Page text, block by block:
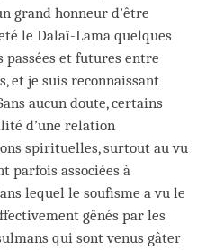
grand honneur d’être
le Dalaï-Lama quelques
et futures entre
et je suis reconnaissant
aucun doute, certains
d’une relation
spirituelles, surtout au vu
parfois associées à
lequel le soufisme a vu le
gênés par les
qui sont venus gâter